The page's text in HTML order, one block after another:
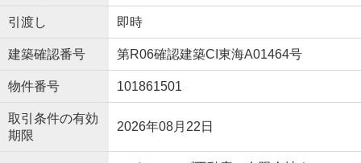
引渡し 即時
建築確認番号 第R06確認建築CI東海A01464号
物件番号 101861501
取引条件の有効
期限
2026年08月22日